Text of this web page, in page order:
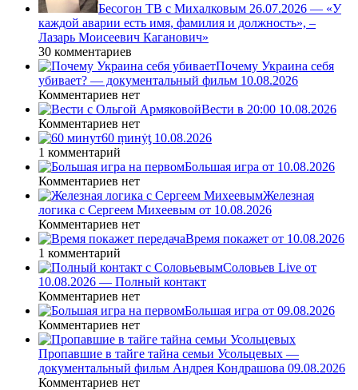
Бесогон ТВ с Михалковым 26.07.2026 — «У
каждой аварии есть имя, фамилия и должность», –
Лазарь Моисеевич Каганович»
30 комментариев
Почему Украина себя
убивает? — документальный фильм 10.08.2026
Комментариев нет
Вести в 20:00 10.08.2026
Комментариев нет
60 ṃинẏƫ 10.08.2026
1 комментарий
Большая игра от 10.08.2026
Комментариев нет
Железная
логика с Сергеем Михеевым от 10.08.2026
Комментариев нет
Время покажет от 10.08.2026
1 комментарий
Соловьев Live от
10.08.2026 — Полный контакт
Комментариев нет
Большая игра от 09.08.2026
Комментариев нет
Пропавшие в тайге тайна семьи Усольцевых —
документальный фильм Андрея Кондрашова 09.08.2026
Комментариев нет